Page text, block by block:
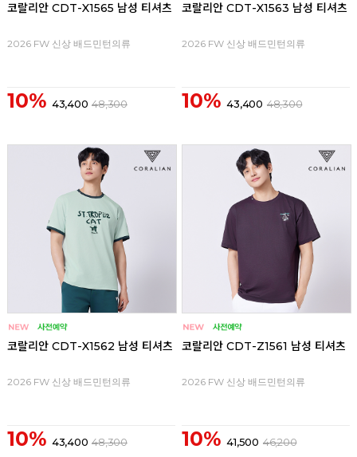
코랄리안 CDT-X1565 남성 티셔츠
2026 FW 신상 배드민턴의류
10% 43,400 48,300
코랄리안 CDT-X1563 남성 티셔츠
2026 FW 신상 배드민턴의류
10% 43,400 48,300
코랄리안 CDT-X1562 남성 티셔츠
2026 FW 신상 배드민턴의류
10% 43,400 48,300
코랄리안 CDT-Z1561 남성 티셔츠
2026 FW 신상 배드민턴의류
10% 41,500 46,200